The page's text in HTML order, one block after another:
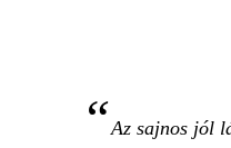
Az sajnos jól